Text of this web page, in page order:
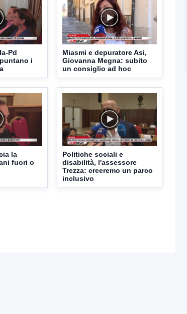
Pd
i
Miasmi e depuratore Asi,
Giovanna Megna: subito
un consiglio ad hoc
la
fuori o
Politiche sociali e
disabilità, l'assessore
Trezza: creeremo un parco
inclusivo